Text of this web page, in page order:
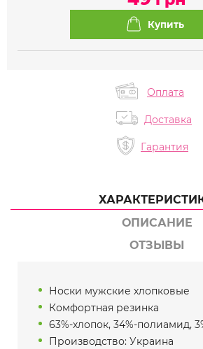
Оплата
Доставка
Гарантия
ОПИСАНИЕ
ОТЗЫВЫ
Носки мужские хлопковые
Комфортная резинка
63%-хлопок, 34%-полиамид,
Производство: Украина